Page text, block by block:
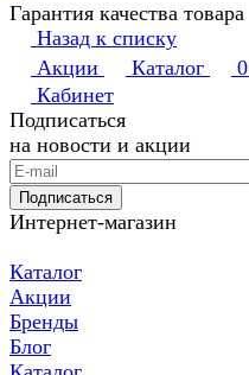
Гарантия качества товара
Назад к списку
Акции
Каталог 0
Кабинет
Подписаться
на новости и акции
Подписаться
Интернет-магазин
Каталог
Акции
Бренды
Блог